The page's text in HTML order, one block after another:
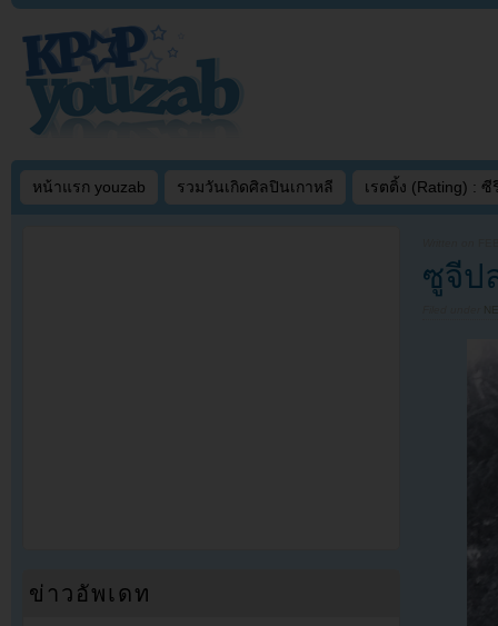
หน้าแรก youzab รวมวันเกิดศิลปินเกาหลี เรตติ้ง (Rating) : ซี
ซูจีป
ข่าวอัพเดท